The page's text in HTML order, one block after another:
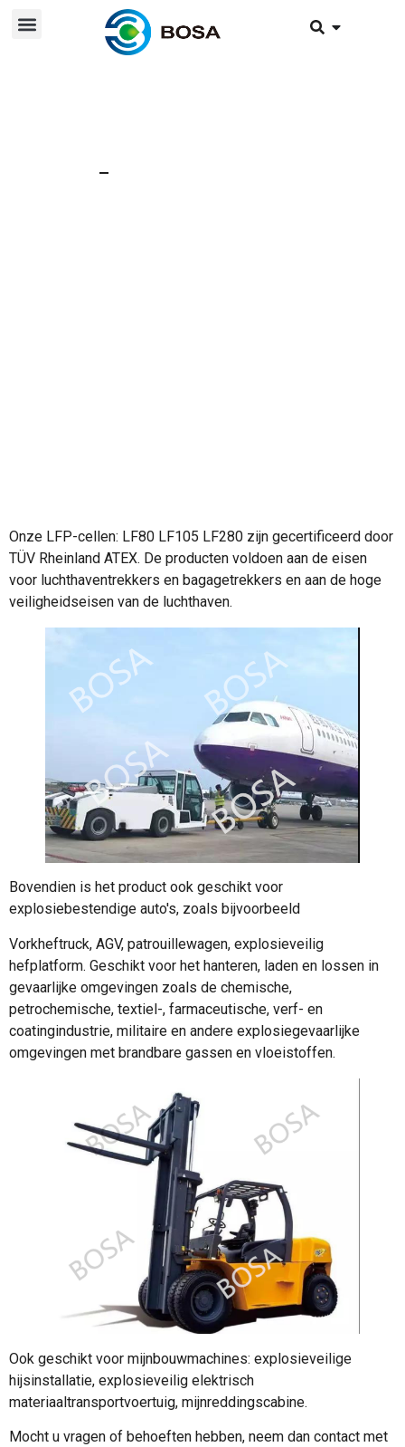
Onze LFP-cellen: LF80 LF105 LF280 zijn gecertificeerd door
TÜV Rheinland ATEX. De producten voldoen aan de eisen
voor luchthaventrekkers en bagagetrekkers en aan de hoge
veiligheidseisen van de luchthaven.
Bovendien is het product ook geschikt voor
explosiebestendige auto's, zoals bijvoorbeeld
Vorkheftruck, AGV, patrouillewagen, explosieveilig
hefplatform. Geschikt voor het hanteren, laden en lossen in
gevaarlijke omgevingen zoals de chemische,
petrochemische, textiel-, farmaceutische, verf- en
coatingindustrie, militaire en andere explosiegevaarlijke
omgevingen met brandbare gassen en vloeistoffen.
Ook geschikt voor mijnbouwmachines: explosieveilige
hijsinstallatie, explosieveilig elektrisch
materiaaltransportvoertuig, mijnreddingscabine.
Mocht u vragen of behoeften hebben, neem dan contact met